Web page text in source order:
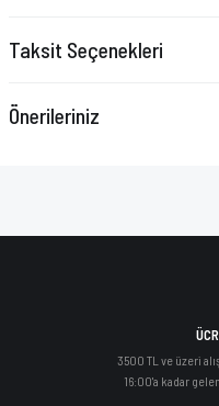
Taksit Seçenekleri
Önerileriniz
3500 TL ve üzeri
16:00'a kadar